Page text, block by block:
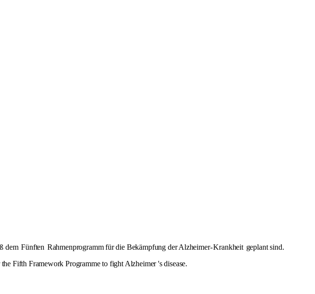
dem Fünften Rahmenprogramm für die Bekämpfung der Alzheimer-Krankheit geplant sind.
Fifth Framework Programme to fight Alzheimer 's disease.